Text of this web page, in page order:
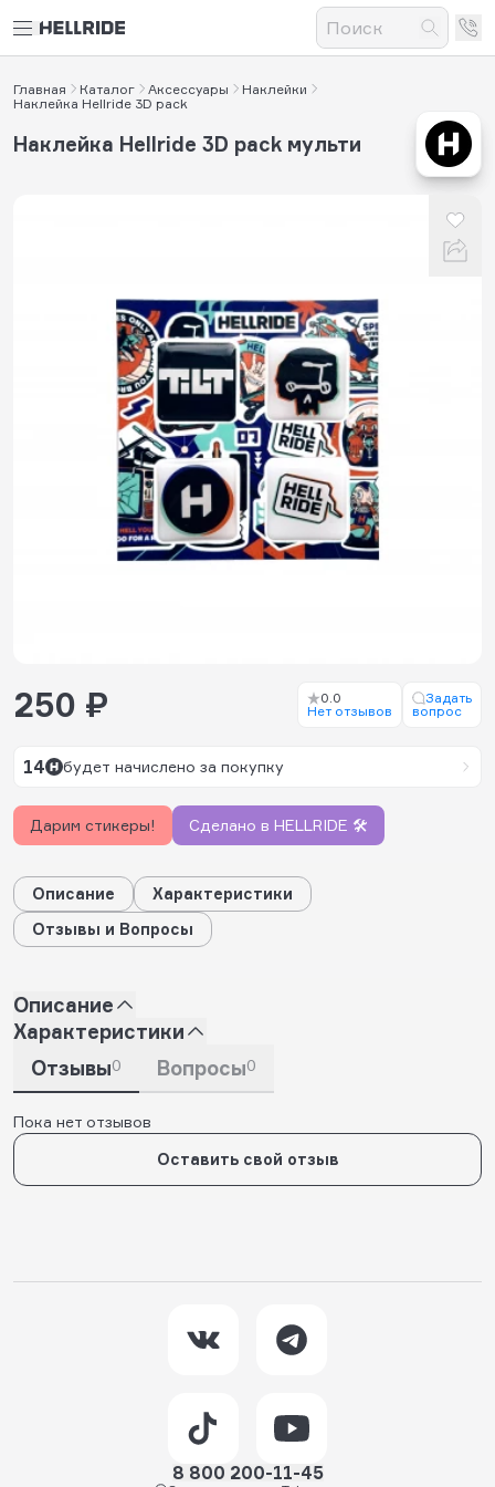
Главная Каталог Аксессуары
Наклейки
Наклейка Hellride 3D pack
Наклейка Hellride 3D pack мульти
250 ₽
0.0
Нет отзывов
Задать
вопрос
14 будет начислено за покупку
Дарим стикеры! Сделано в HELLRIDE 🛠️
Описание
Характеристики
Отзывы и Вопросы
Описание
Характеристики
Отзывы0 Вопросы0
Пока нет отзывов
Оставить свой отзыв
8 800 200-11-45